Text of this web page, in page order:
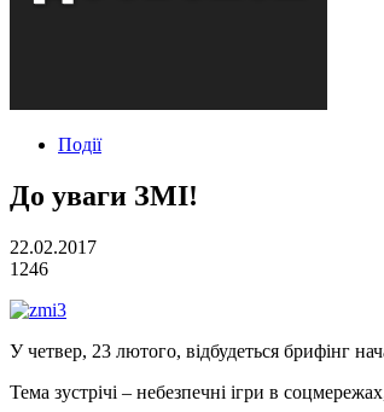
Події
До уваги ЗМІ!
22.02.2017
1246
У четвер, 23 лютого, відбудеться брифінг
Тема зустрічі – небезпечні ігри в